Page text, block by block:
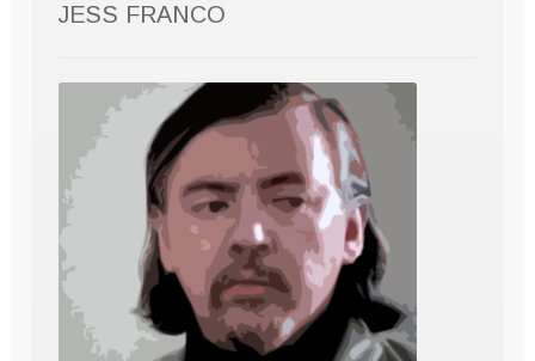
JESS FRANCO